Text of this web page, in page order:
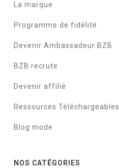
La marque
Programme de fidélité
Devenir Ambassadeur BZB
BZB recrute
Devenir affilié
Ressources Téléchargeables
Blog mode
NOS CATÉGORIES